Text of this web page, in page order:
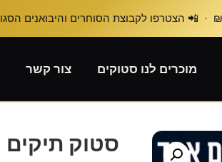
מוכרים לנו סטוקים צור קשר
סטוק תיקים